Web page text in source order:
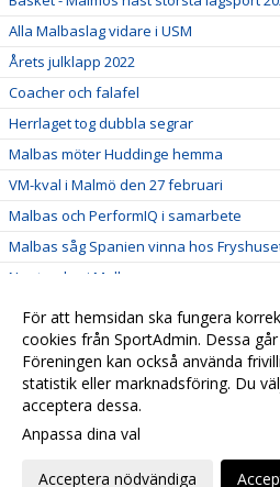
Alla Malbaslag vidare i USM
Årets julklapp 2022
Coacher och falafel
Herrlaget tog dubbla segrar
Malbas möter Huddinge hemma
VM-kval i Malmö den 27 februari
Malbas och PerformIQ i samarbete
Malbas såg Spanien vinna hos
Ny styrelse i Malbas
Scandic ny partner till Malbas
Lorem ipsum
inställningar
Webbversion
För att hemsidan ska fungera
cookies från SportAdmin. Dessa
Föreningen kan också använda
statistik eller marknadsföring. Du
acceptera dessa.
Anpassa dina val
Acceptera nödvändiga